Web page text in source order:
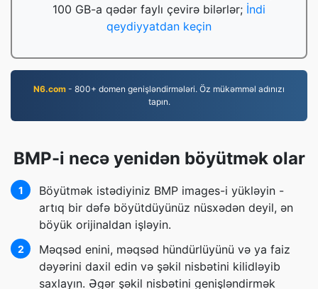
100 GB-a qədər faylı çevirə bilərlər; İndi
qeydiyyatdan keçin
N6.com - 800+ domen genişləndirmələri. Öz mükəmməl adınızı
tapın.
BMP-i necə yenidən böyütmək olar
1
Böyütmək istədiyiniz BMP images-i yükləyin -
artıq bir dəfə böyütdüyünüz nüsxədən deyil, ən
böyük orijinaldan işləyin.
2
Məqsəd enini, məqsəd hündürlüyünü və ya faiz
dəyərini daxil edin və şəkil nisbətini kilidləyib
saxlayın. Əgər şəkil nisbətini genişləndirmək